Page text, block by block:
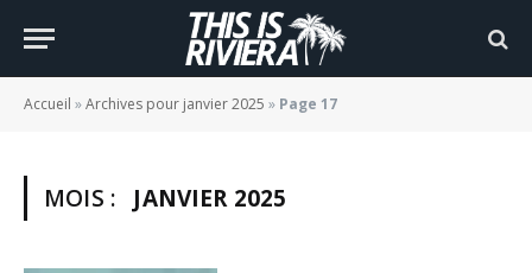
Accueil »Archives pour janvier 2025 » Page 17
MOIS : JANVIER 2025